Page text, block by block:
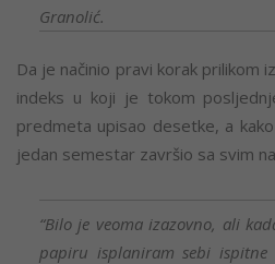
Granolić.
Da je načinio pravi korak prilikom
indeks u koji je tokom
predmeta upisao desetke, a
jedan semestar završio sa svim
“Bilo je veoma izazovno, ali
papiru isplaniram sebi ispitne